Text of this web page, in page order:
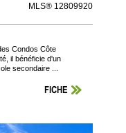
MLS® 12809920
Condos Côte
il bénéficie d'un
secondaire ...
FICHE